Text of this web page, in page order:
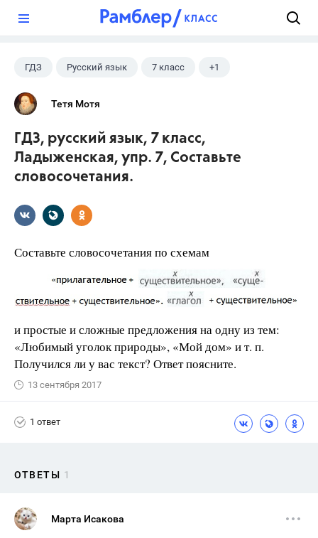
ГДЗ Русский язык 7 класс +1
Ладыженская Т.А.
Тетя Мотя
ГДЗ, русский язык, 7 класс,
Ладыженская, упр. 7, Составьте
словосочетания.
Составьте словосочетания по схемам
и простые и сложные предложения на одну из тем:
«Любимый уголок природы», «Мой дом» и т. п.
Получился ли у вас текст? Ответ поясните.
13 сентября 2017
1 ответ
ОТВЕТЫ 1
Марта Исакова